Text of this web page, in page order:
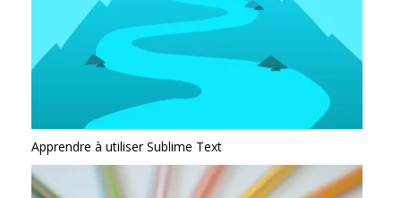
Apprendre à utiliser Sublime Text